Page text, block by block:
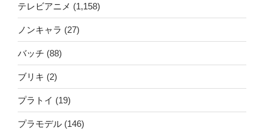
テレビアニメ (1,158)
ノンキャラ (27)
バッチ (88)
ブリキ (2)
プラトイ (19)
プラモデル (146)